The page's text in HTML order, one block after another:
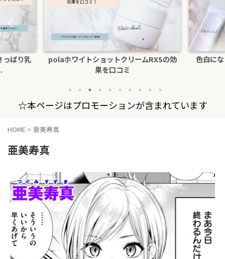
っぱり乳
polaホワイトショットクリームRXSの効
果を口コミ
色白に
☆本ページはプロモーションが含まれています
HOME > 亜美寿真
亜美寿真